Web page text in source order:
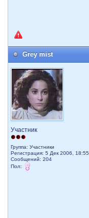
Grey mist
Участник
Группа: Участники
Регистрация: 5 Дек 2006, 18:55
Сообщений: 204
Пол: